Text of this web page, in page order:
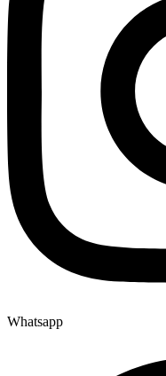
Whatsapp